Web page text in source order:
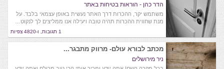
הדר כהן - הוראות בטיחות באתר
משתמש יקר, ההכרות דרך האתר נעשית באופן עצמאי בלבד. על
מנת שחווית ההכרות תהיה טובה ויעילה אנו ממליצים לך לנקוט…
1 תגובות, ו-4820 צפיות
מכתב לבורא עולם- מרווק מתבגר...
ניר מירושלים